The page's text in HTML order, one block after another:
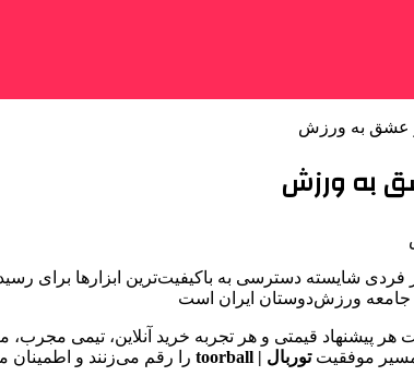
و عشق به ورزش
به ورزش
شایسته‌ دسترسی به باکیفیت‌ترین ابزارها برای
جامعه‌ ورزش‌دوستان ایران است
قیمتی و هر تجربه‌ خرید آنلاین، تیمی مجرب،
مسیر موفقیتتوربال | toorball
را رقم می‌زنند و اطمینان